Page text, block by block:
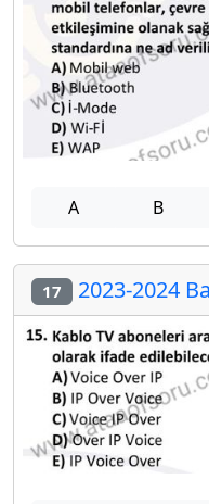
A B
17 2023-2024